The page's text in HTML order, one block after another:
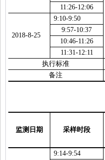
11:26-12:06
2018-8-25
9:10-9:50
9:57-10:37
10:46-11:26
11:31-12:11
执行标准
备注
监测日期 采样时段
9:14-9:54